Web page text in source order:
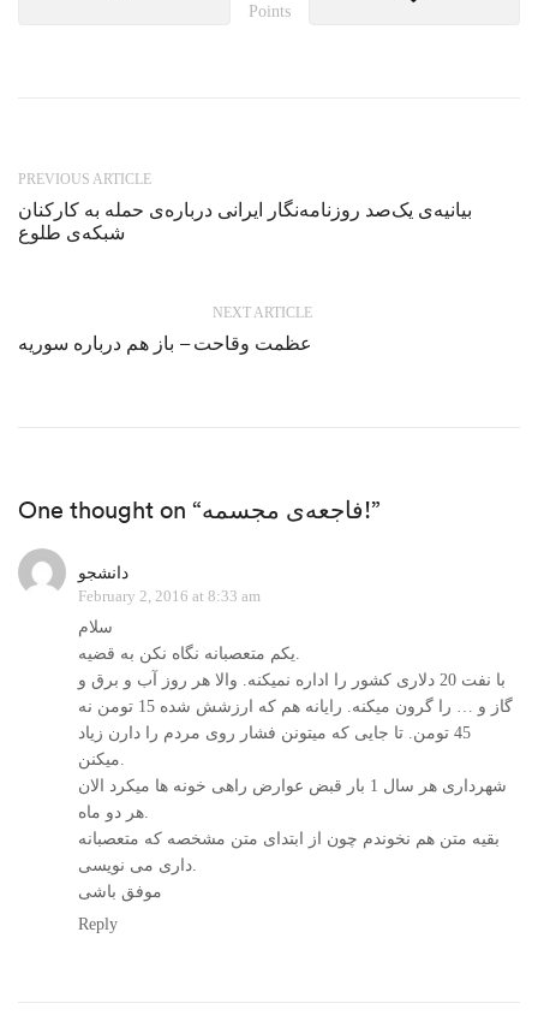
Points
PREVIOUS ARTICLE
بیانیه‌ی یک‌صد روزنامه‌نگار ایرانی درباره‌ی حمله به کارکنان
شبکه‌ی طلوع
NEXT ARTICLE
عظمت وقاحت – باز هم درباره سوریه
One thought on “فاجعه‌ی مجسمه!”
دانشجو
February 2, 2016 at 8:33 am
سلام
یکم متعصبانه نگاه نکن به قضیه.
با نفت 20 دلاری کشور را اداره نمیکنه. والا هر روز آب و برق و
گاز و … را گرون میکنه. رایانه هم که ارزشش شده 15 تومن نه
45 تومن. تا جایی که میتونن فشار روی مردم را دارن زیاد
میکنن.
شهرداری هر سال 1 بار قبض عوارض راهی خونه ها میکرد الان
هر دو ماه.
بقیه متن هم نخوندم چون از ابتدای متن مشخصه که متعصبانه
داری می نویسی.
موفق باشی
Reply